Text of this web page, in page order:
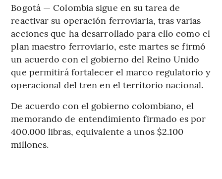
Bogotá — Colombia sigue en su tarea de
reactivar su operación ferroviaria, tras varias
acciones que ha desarrollado para ello como el
plan maestro ferroviario, este martes se firmó
un acuerdo con el gobierno del Reino Unido
que permitirá fortalecer el marco regulatorio y
operacional del tren en el territorio nacional.
De acuerdo con el gobierno colombiano, el
memorando de entendimiento firmado es por
400.000 libras, equivalente a unos $2.100
millones.